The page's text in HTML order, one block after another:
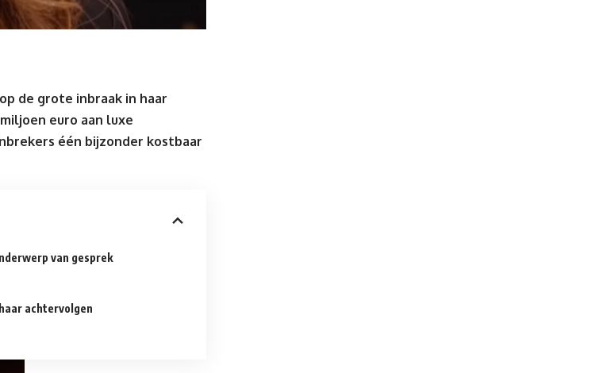
de grote inbraak in haar
euro aan luxe
één bijzonder kostbaar
van gesprek
achtervolgen